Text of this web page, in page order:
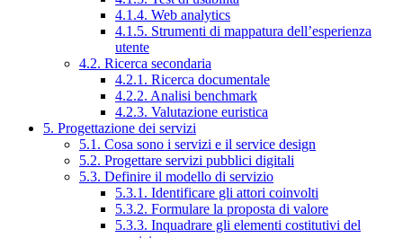
4.1.4. Web analytics
4.1.5. Strumenti di mappatura dell’esperienza
utente
4.2. Ricerca secondaria
4.2.1. Ricerca documentale
4.2.2. Analisi benchmark
4.2.3. Valutazione euristica
5. Progettazione dei servizi
5.1. Cosa sono i servizi e il service design
5.2. Progettare servizi pubblici digitali
5.3. Definire il modello di servizio
5.3.1. Identificare gli attori coinvolti
5.3.2. Formulare la proposta di valore
5.3.3. Inquadrare gli elementi costitutivi del